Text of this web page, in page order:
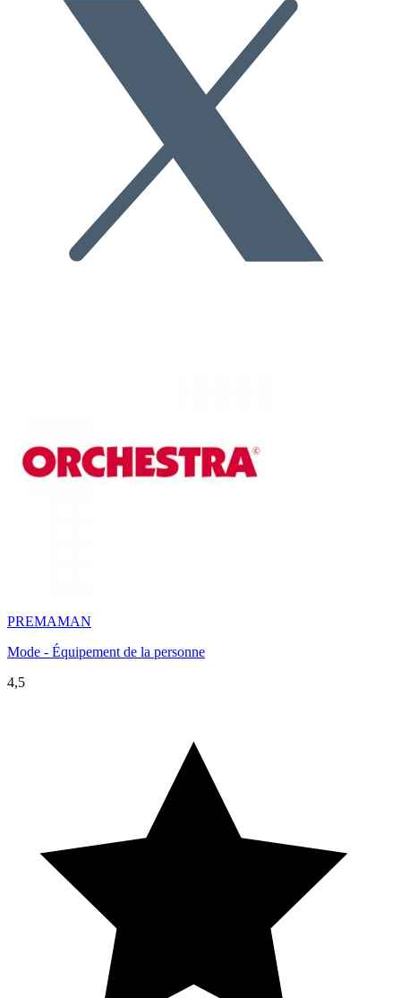
PREMAMAN
Mode - Équipement de la personne
4,5